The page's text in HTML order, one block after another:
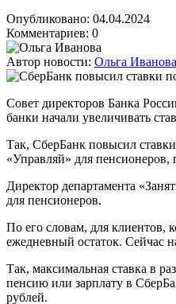
Опубликовано: 04.04.2024
Комментариев: 0
Автор новости: Ольга Иванова
Совет директоров Банка
банки начали увеличивать
Так, СберБанк повысил
«Управляй» для
Директор департамента
для пенсионеров.
По его словам, для клиентов,
ежедневный остаток. Сейчас
Так, максимальная ставка в
пенсию или зарплату в
рублей.